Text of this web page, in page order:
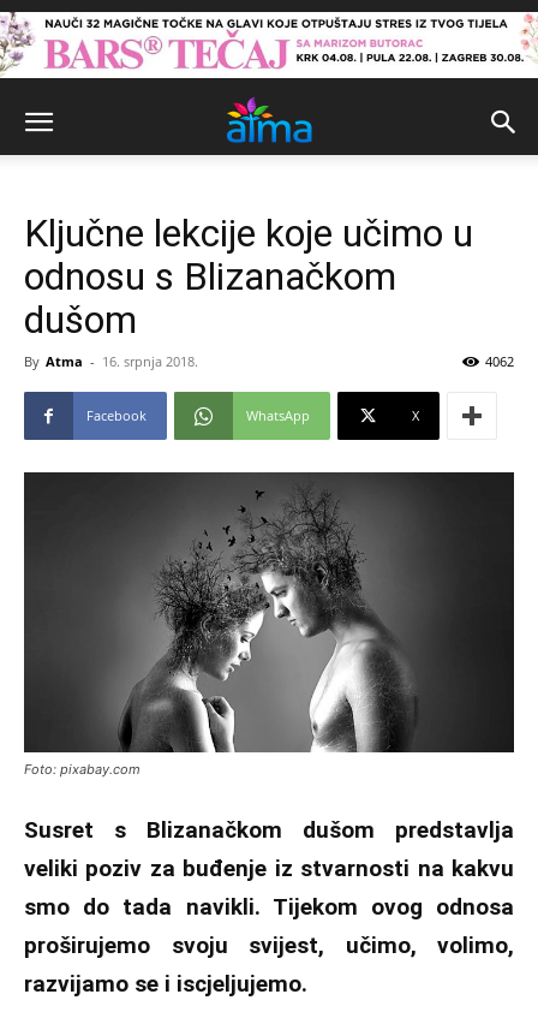
Ključne lekcije koje učimo u
odnosu s Blizanačkom
dušom
By Atma - 16. srpnja 2018. 4062
Facebook WhatsApp X
Foto: pixabay.com
Susret s Blizanačkom dušom predstavlja
veliki poziv za buđenje iz stvarnosti na kakvu
smo do tada navikli. Tijekom ovog odnosa
proširujemo svoju svijest, učimo, volimo,
razvijamo se i iscjeljujemo.